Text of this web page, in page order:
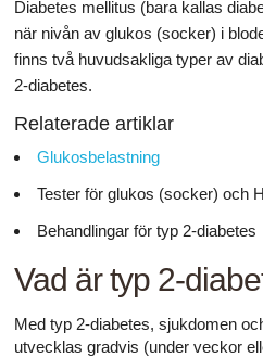
Diabetes mellitus (bara kallas
när nivån av glukos (socker) i
finns två huvudsakliga typer av
2-diabetes.
Relaterade artiklar
Glukosbelastning
Tester för glukos (socker) och
Behandlingar för typ 2-diabetes
Vad är typ 2-
Med typ 2-diabetes, sjukdomen
utvecklas gradvis (under veckor